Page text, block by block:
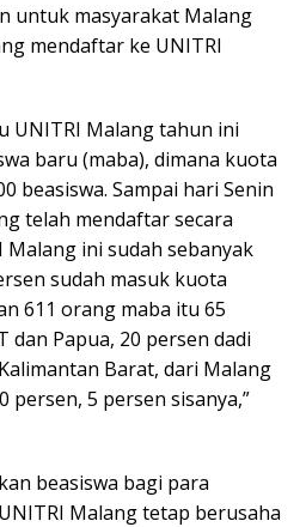
untuk masyarakat Malang
mendaftar ke UNITRI
UNITRI Malang tahun ini
baru (maba), dimana kuota
beasiswa. Sampai hari Senin
telah mendaftar secara
Malang ini sudah sebanyak
sudah masuk kuota
611 orang maba itu 65
dan Papua, 20 persen dadi
Barat, dari Malang
persen, 5 persen sisanya,”
beasiswa bagi para
Malang tetap berusaha